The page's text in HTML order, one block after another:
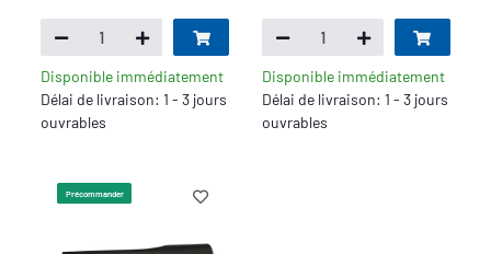
Disponible immédiatement
Délai de livraison: 1 - 3 jours
ouvrables
Disponible immédiatement
Délai de livraison: 1 - 3 jours
ouvrables
Précommander